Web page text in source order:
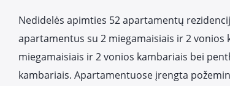
Nedidelės apimties 52 apartamentų
apartamentus su 2 miegamaisiais ir 2
miegamaisiais ir 2 vonios kambariais bei
kambariais. Apartamentuose įrengta